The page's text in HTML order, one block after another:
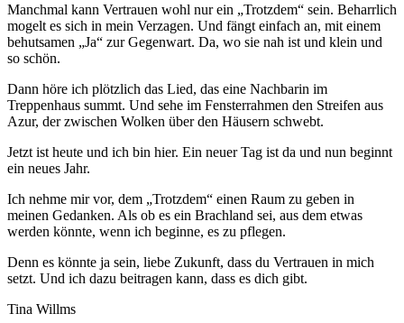
Manchmal kann Vertrauen wohl nur ein „Trotzdem“ sein. Beharrlich
mogelt es sich in mein Verzagen. Und fängt einfach an, mit einem
behutsamen „Ja“ zur Gegenwart. Da, wo sie nah ist und klein und
so schön.
Dann höre ich plötzlich das Lied, das eine Nachbarin im
Treppenhaus summt. Und sehe im Fensterrahmen den Streifen aus
Azur, der zwischen Wolken über den Häusern schwebt.
Jetzt ist heute und ich bin hier. Ein neuer Tag ist da und nun beginnt
ein neues Jahr.
Ich nehme mir vor, dem „Trotzdem“ einen Raum zu geben in
meinen Gedanken. Als ob es ein Brachland sei, aus dem etwas
werden könnte, wenn ich beginne, es zu pflegen.
Denn es könnte ja sein, liebe Zukunft, dass du Vertrauen in mich
setzt. Und ich dazu beitragen kann, dass es dich gibt.
Tina Willms